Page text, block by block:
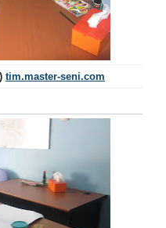
tim.master-seni.com